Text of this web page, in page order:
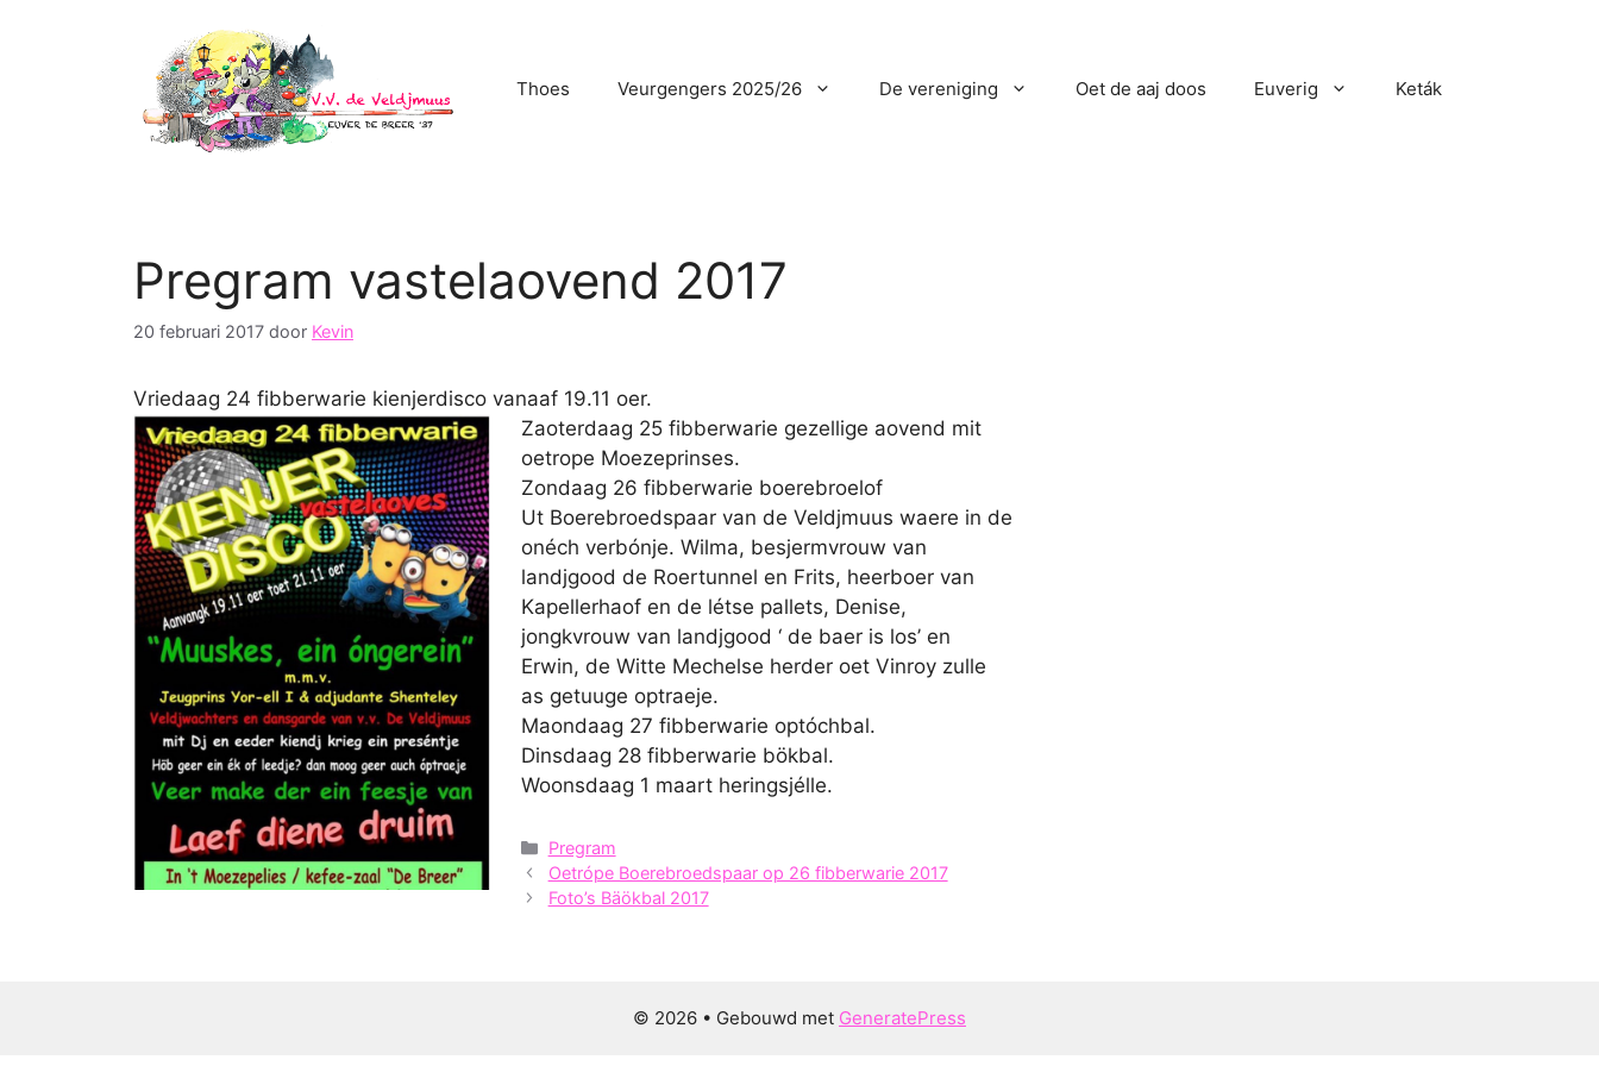
Thoes Veurgengers 2025/26 De vereniging Oet de aaj doos Euverig Keták
Pregram vastelaovend 2017
20 februari 2017 door Kevin
Vriedaag 24 fibberwarie kienjerdisco vanaaf 19.11 oer.
Zaoterdaag 25 fibberwarie gezellige aovend mit
oetrope Moezeprinses.
Zondaag 26 fibberwarie boerebroelof
Ut Boerebroedspaar van de Veldjmuus waere in de
onéch verbónje. Wilma, besjermvrouw van
landjgood de Roertunnel en Frits, heerboer van
Kapellerhaof en de létse pallets, Denise,
jongkvrouw van landjgood ‘ de baer is los’ en
Erwin, de Witte Mechelse herder oet Vinroy zulle
as getuuge optraeje.
Maondaag 27 fibberwarie optóchbal.
Dinsdaag 28 fibberwarie bökbal.
Woonsdaag 1 maart heringsjélle.
Categorieën
Pregram
Oetrópe Boerebroedspaar op 26 fibberwarie 2017
Foto’s Bäökbal 2017
© 2026 • Gebouwd met GeneratePress